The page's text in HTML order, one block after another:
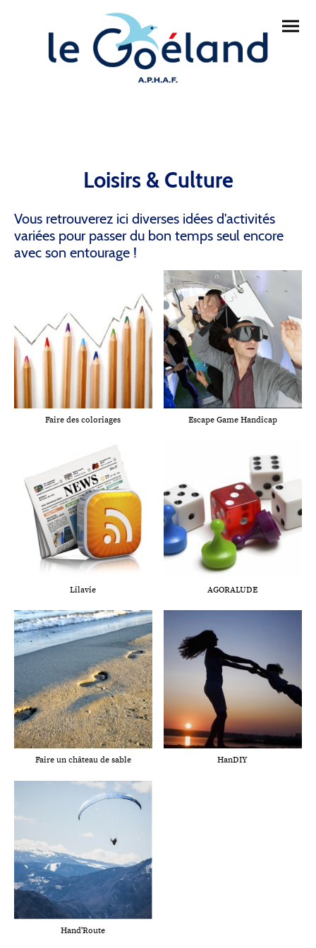
Loisirs & Culture
Vous retrouverez ici diverses idées d'activités
variées pour passer du bon temps seul encore
avec son entourage !
Faire des coloriages Escape Game Handicap
Lilavie AGORALUDE
Faire un château de sable HanDIY
Hand'Route